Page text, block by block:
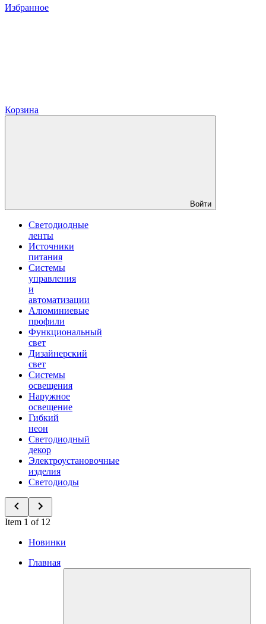
Избранное
Корзина
Войти
Светодиодные
ленты
Источники
питания
Системы
управления
и
автоматизации
Алюминиевые
профили
Функциональный
свет
Дизайнерский
свет
Системы
освещения
Наружное
освещение
Гибкий
неон
Светодиодный
декор
Электроустановочные
изделия
Светодиоды
Item 1 of 12
Новинки
Главная